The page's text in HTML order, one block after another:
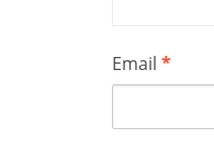
Email *